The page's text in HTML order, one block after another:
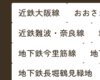
近鉄大阪線
おお
近鉄難波・奈良線
地下鉄今里筋線
地下鉄長堀鶴見緑地